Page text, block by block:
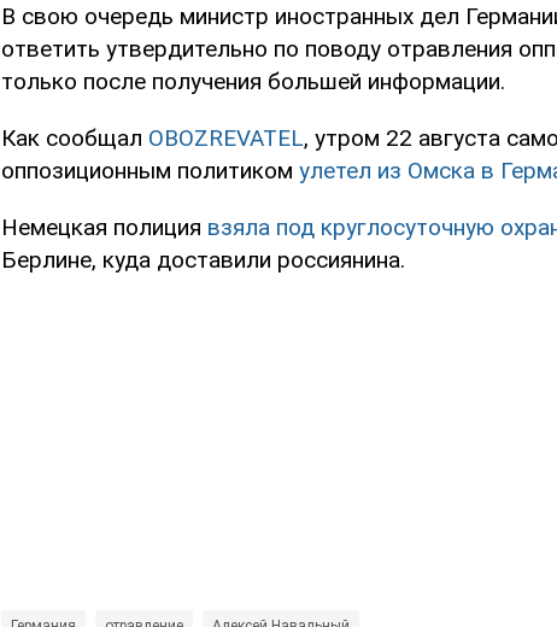
В свою очередь министр иностранных дел
ответить утвердительно по поводу отравления
только после получения большей информации.
Как сообщал OBOZREVATEL, утром 22 августа
оппозиционным политиком улетел из Омска в
Немецкая полиция взяла под круглосуточную
Берлине, куда доставили россиянина.